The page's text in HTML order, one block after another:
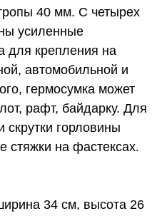
40 мм. С четырех
усиленные
для крепления на
автомобильной и
гермосумка может
рафт, байдарку. Для
горловины
стяжки на фастексах.
34 см, высота 26